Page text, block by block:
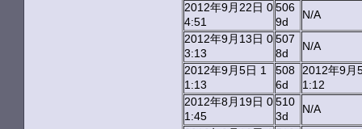
2012年9月22日 0
4:51
506
9d
N/A
2012年9月13日 0
3:13
507
8d
N/A
2012年9月5日 1
1:13
508
6d
2012年9月
1:12
2012年8月19日 0
1:45
510
3d
N/A